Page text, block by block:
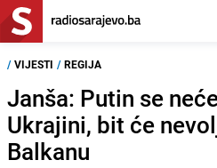
/ VIJESTI / REGIJA
Janša: Putin se
Ukrajini, bit će
Balkanu